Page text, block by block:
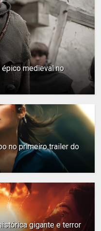
medieval no
no primeiro trailer do
gigante e terror